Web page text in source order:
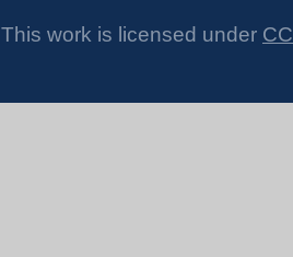
This work is licensed under